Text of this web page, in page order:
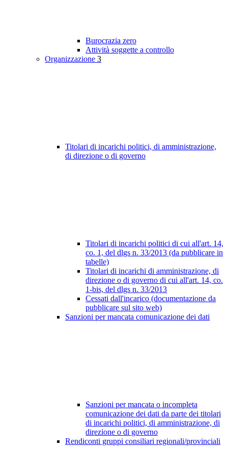
Burocrazia zero
Attività soggette a controllo
Organizzazione 3
Titolari di incarichi politici, di amministrazione,
di direzione o di governo
Titolari di incarichi politici di cui all'art. 14,
co. 1, del dlgs n. 33/2013 (da pubblicare in
tabelle)
Titolari di incarichi di amministrazione, di
direzione o di governo di cui all'art. 14, co.
1-bis, del dlgs n. 33/2013
Cessati dall'incarico (documentazione da
pubblicare sul sito web)
Sanzioni per mancata comunicazione dei dati
Sanzioni per mancata o incompleta
comunicazione dei dati da parte dei titolari
di incarichi politici, di amministrazione, di
direzione o di governo
Rendiconti gruppi consiliari regionali/provinciali